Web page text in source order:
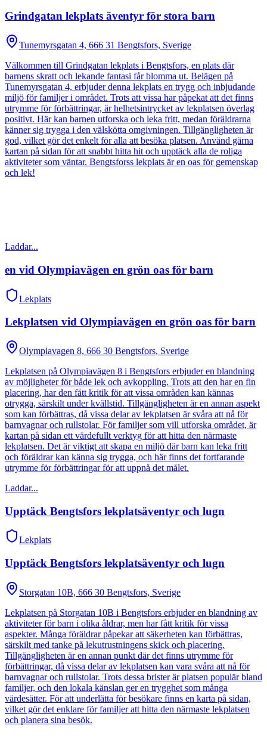
Grindgatan lekplats äventyr för stora barn
Tunemyrsgatan 4, 666 31 Bengtsfors, Sverige
Välkommen till Grindgatan lekplats i Bengtsfors, en plats där
barnens skratt och lekande fantasi får blomma ut. Belägen på
Tunemyrsgatan 4, erbjuder denna lekplats en trygg och inbjudande
miljö för familjer i området. Trots att vissa har påpekat att det finns
utrymme för förbättringar, är helhetsintrycket av lekplatsen överlag
positivt. Här kan barnen utforska och leka fritt, medan föräldrarna
känner sig trygga i den välskötta omgivningen. Tillgängligheten är
god, vilket gör det enkelt för alla att besöka platsen. Använd gärna
kartan på sidan för att snabbt hitta hit och upptäck alla de roliga
aktiviteter som väntar. Bengtsforss lekplats är en oas för gemenskap
och lek!
Laddar...
en vid Olympiavägen en grön oas för barn
Lekplats
Lekplatsen vid Olympiavägen en grön oas för barn
Olympiavagen 8, 666 30 Bengtsfors, Sverige
Lekplatsen på Olympiavägen 8 i Bengtsfors erbjuder en blandning
av möjligheter för både lek och avkoppling. Trots att den har en fin
placering, har den fått kritik för att vissa områden kan kännas
otrygga, särskilt under kvällstid. Tillgängligheten är en annan aspekt
som kan förbättras, då vissa delar av lekplatsen är svåra att nå för
barnvagnar och rullstolar. För familjer som vill utforska området, är
kartan på sidan ett värdefullt verktyg för att hitta den närmaste
lekplatsen. Det är viktigt att skapa en miljö där barn kan leka fritt
och föräldrar kan känna sig trygga, och här finns det fortfarande
utrymme för förbättringar för att uppnå det målet.
Laddar...
Upptäck Bengtsfors lekplatsäventyr och lugn
Lekplats
Upptäck Bengtsfors lekplatsäventyr och lugn
Storgatan 10B, 666 30 Bengtsfors, Sverige
Lekplatsen på Storgatan 10B i Bengtsfors erbjuder en blandning av
aktiviteter för barn i olika åldrar, men har fått kritik för vissa
aspekter. Många föräldrar påpekar att säkerheten kan förbättras,
särskilt med tanke på lekutrustningens skick och placering.
Tillgängligheten är en annan punkt där det finns utrymme för
förbättringar, då vissa delar av lekplatsen kan vara svåra att nå för
barnvagnar och rullstolar. Trots dessa brister är platsen populär bland
familjer, och den lokala känslan ger en trygghet som många
värdesätter. För att underlätta för besökare finns en karta på sidan,
vilket gör det enklare för familjer att hitta den närmaste lekplatsen
och planera sina besök.